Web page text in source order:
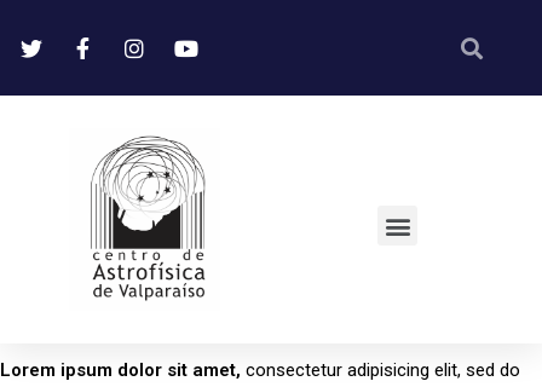
Lorem ipsum dolor sit amet, consectetur adipisicing elit, sed do